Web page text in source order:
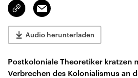
Link
kopieren/teilen
Email
Audio herunterladen
Postkoloniale Theoretiker kratzen
Verbrechen des Kolonialismus an